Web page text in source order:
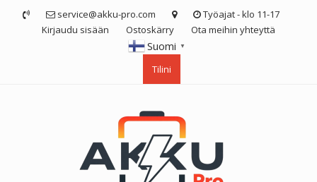
service@akku-pro.com
Työajat - klo 11-17
Kirjaudu sisään
Ostoskärry Ota meihin yhteyttä
Suomi ▼
Tilini